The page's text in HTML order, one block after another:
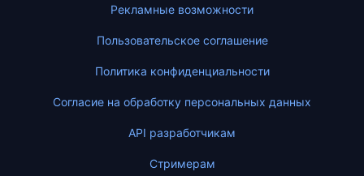
Рекламные возможности
Пользовательское соглашение
Политика конфиденциальности
Согласие на обработку персональных данных
API разработчикам
Стримерам